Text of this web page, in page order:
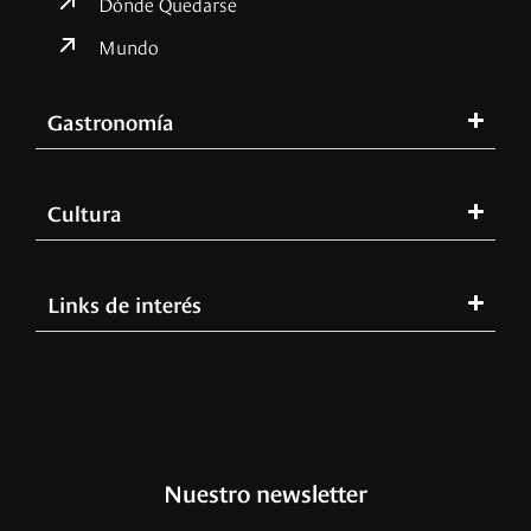
Mundo
Gastronomía
Cultura
Links de interés
Nuestro newsletter